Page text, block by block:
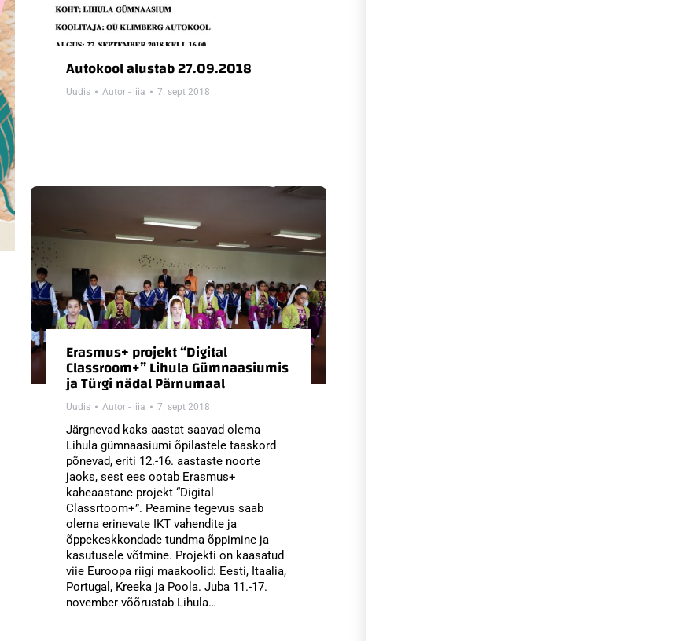
Autokool alustab 27.09.2018
Uudis Autor - liia 7. sept 2018
Erasmus+ projekt “Digital
Classroom+” Lihula Gümnaasiumis
ja Türgi nädal Pärnumaal
Uudis Autor - liia 7. sept 2018
Järgnevad kaks aastat saavad olema
Lihula gümnaasiumi õpilastele taaskord
põnevad, eriti 12.-16. aastaste noorte
jaoks, sest ees ootab Erasmus+
kaheaastane projekt “Digital
Classrtoom+”. Peamine tegevus saab
olema erinevate IKT vahendite ja
õppekeskkondade tundma õppimine ja
kasutusele võtmine. Projekti on kaasatud
viie Euroopa riigi maakoolid: Eesti, Itaalia,
Portugal, Kreeka ja Poola. Juba 11.-17.
november võõrustab Lihula…